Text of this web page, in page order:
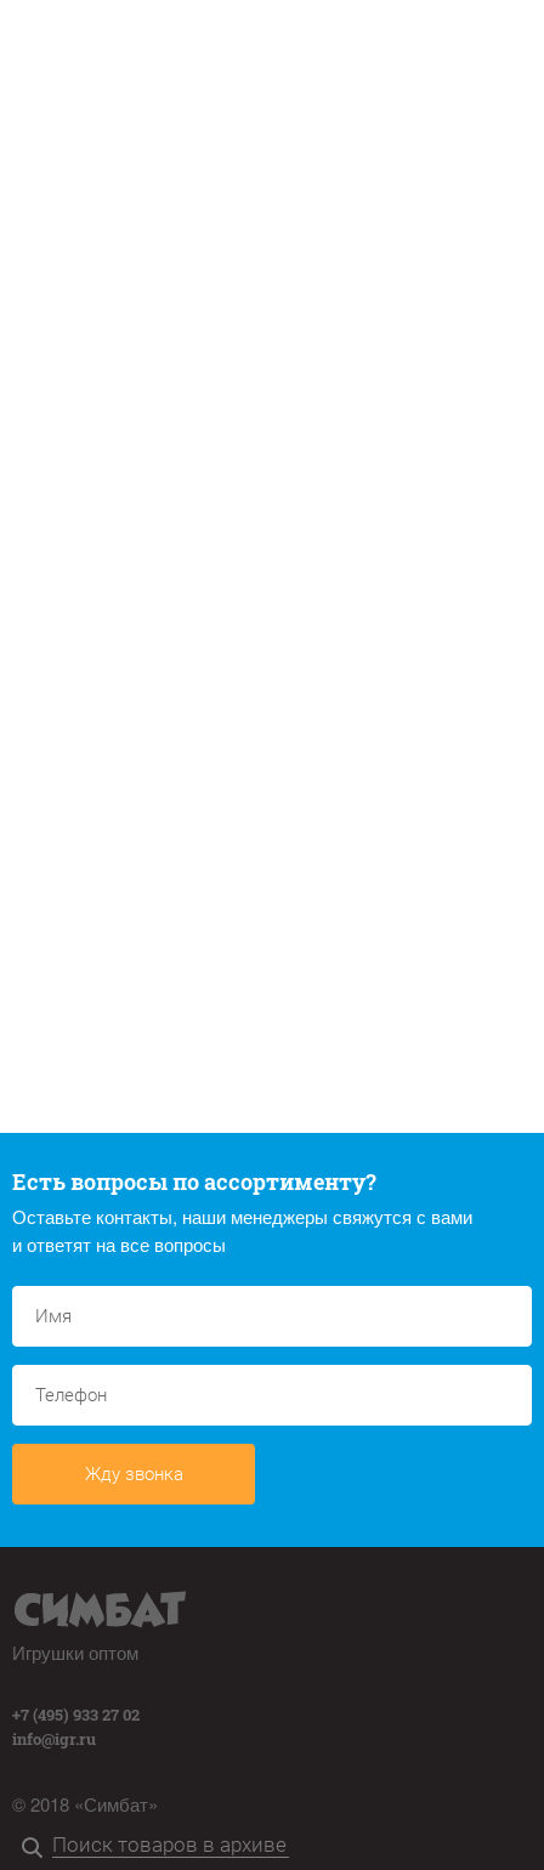
Есть вопросы по ассортименту?
Оставьте контакты, наши менеджеры свяжутся с вами
и ответят на все вопросы
Жду звонка
Игрушки оптом
+7 (495) 933 27 02
info@igr.ru
© 2018 «Симбат»